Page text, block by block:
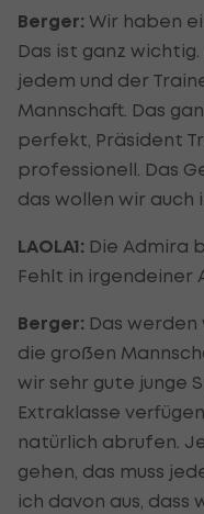
Berger: Wir haben
Das ist ganz
jedem und der
Mannschaft. Das
perfekt, Präsident
professionell. Das
das wollen wir auch
LAOLA1: Die Admira
Fehlt in irgendeiner
Berger: Das werden
die großen
wir sehr gute junge
Extraklasse
natürlich abrufen.
gehen, das muss
ich davon aus, dass